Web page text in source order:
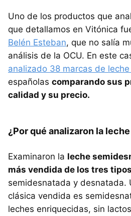
Uno de los productos que
que detallamos en Vitónica
Belén Esteban, que no salía
análisis de la OCU. En este
analizado 38 marcas de
españolas comparando sus
calidad y su precio.
¿Por qué analizaron la
Examinaron la leche
más vendida de los tres
semidesnatada y desnatada.
clásica vendida es
leches enriquecidas, sin